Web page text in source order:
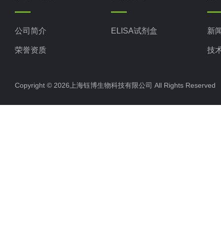
公司简介
荣誉资质
ELISA试剂盒 新
技
Copyright © 2026上海钰博生物科技有限公司 All Rights